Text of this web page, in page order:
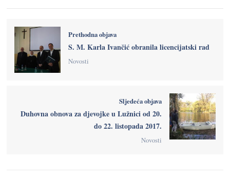
Prethodna objava
S. M. Karla Ivančić obranila licencijatski rad
Novosti
Sljedeća objava
Duhovna obnova za djevojke u Lužnici od 20.
do 22. listopada 2017.
Novosti